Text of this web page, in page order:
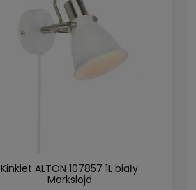
Kinkiet ALTON 107857 1L biały
Markslojd